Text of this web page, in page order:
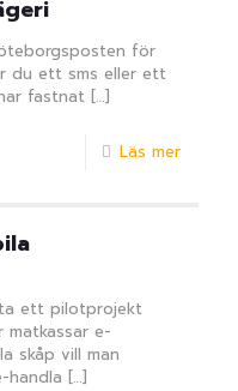
för
du ett sms eller ett
fastnat […]
Läs mer
ett pilotprojekt
e-
skåp vill man
handla […]